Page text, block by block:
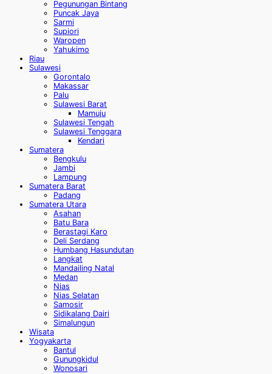
Pegunungan Bintang
Puncak Jaya
Sarmi
Supiori
Waropen
Yahukimo
Riau
Sulawesi
Gorontalo
Makassar
Palu
Sulawesi Barat
Mamuju
Sulawesi Tengah
Sulawesi Tenggara
Kendari
Sumatera
Bengkulu
Jambi
Lampung
Sumatera Barat
Padang
Sumatera Utara
Asahan
Batu Bara
Berastagi Karo
Deli Serdang
Humbang Hasundutan
Langkat
Mandailing Natal
Medan
Nias
Nias Selatan
Samosir
Sidikalang Dairi
Simalungun
Wisata
Yogyakarta
Bantul
Gunungkidul
Wonosari